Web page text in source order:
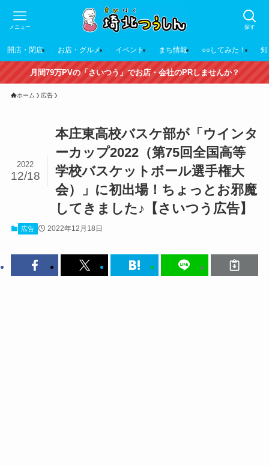
探す
メニュー
開店・閉店 お店・グルメ イベント まち情報 ○○してみた！
月間79万PVの「さいつう」でお店・会社のPRしませんか？
ホーム 広告
本庄東高校バスケ部が「ウインタ
ーカップ2022（第75回全国高等
学校バスケットボール選手権大
会）」に初出場！ちょっとお邪魔
してきました♪【さいつう広告】
2022
12/18
広告 2022年12月18日